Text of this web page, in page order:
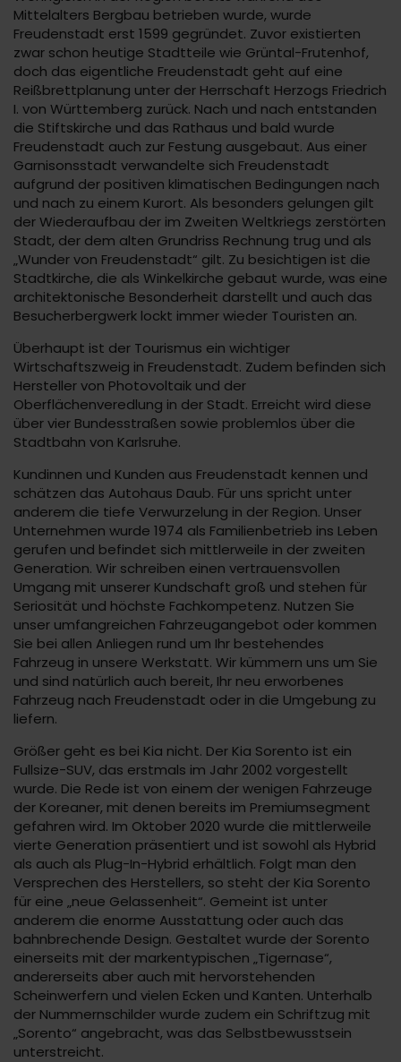
Mittelalters Bergbau betrieben wurde, wurde
Freudenstadt erst 1599 gegründet. Zuvor existierten
zwar schon heutige Stadtteile wie Grüntal-Frutenhof,
doch das eigentliche Freudenstadt geht auf eine
Reißbrettplanung unter der Herrschaft Herzogs Friedrich
I. von Württemberg zurück. Nach und nach entstanden
die Stiftskirche und das Rathaus und bald wurde
Freudenstadt auch zur Festung ausgebaut. Aus einer
Garnisonsstadt verwandelte sich Freudenstadt
aufgrund der positiven klimatischen Bedingungen nach
und nach zu einem Kurort. Als besonders gelungen gilt
der Wiederaufbau der im Zweiten Weltkriegs zerstörten
Stadt, der dem alten Grundriss Rechnung trug und als
„Wunder von Freudenstadt“ gilt. Zu besichtigen ist die
Stadtkirche, die als Winkelkirche gebaut wurde, was eine
architektonische Besonderheit darstellt und auch das
Besucherbergwerk lockt immer wieder Touristen an.
Überhaupt ist der Tourismus ein wichtiger
Wirtschaftszweig in Freudenstadt. Zudem befinden sich
Hersteller von Photovoltaik und der
Oberflächenveredlung in der Stadt. Erreicht wird diese
über vier Bundesstraßen sowie problemlos über die
Stadtbahn von Karlsruhe.
Kundinnen und Kunden aus Freudenstadt kennen und
schätzen das Autohaus Daub. Für uns spricht unter
anderem die tiefe Verwurzelung in der Region. Unser
Unternehmen wurde 1974 als Familienbetrieb ins Leben
gerufen und befindet sich mittlerweile in der zweiten
Generation. Wir schreiben einen vertrauensvollen
Umgang mit unserer Kundschaft groß und stehen für
Seriosität und höchste Fachkompetenz. Nutzen Sie
unser umfangreichen Fahrzeugangebot oder kommen
Sie bei allen Anliegen rund um Ihr bestehendes
Fahrzeug in unsere Werkstatt. Wir kümmern uns um Sie
und sind natürlich auch bereit, Ihr neu erworbenes
Fahrzeug nach Freudenstadt oder in die Umgebung zu
liefern.
Größer geht es bei Kia nicht. Der Kia Sorento ist ein
Fullsize-SUV, das erstmals im Jahr 2002 vorgestellt
wurde. Die Rede ist von einem der wenigen Fahrzeuge
der Koreaner, mit denen bereits im Premiumsegment
gefahren wird. Im Oktober 2020 wurde die mittlerweile
vierte Generation präsentiert und ist sowohl als Hybrid
als auch als Plug-In-Hybrid erhältlich. Folgt man den
Versprechen des Herstellers, so steht der Kia Sorento
für eine „neue Gelassenheit“. Gemeint ist unter
anderem die enorme Ausstattung oder auch das
bahnbrechende Design. Gestaltet wurde der Sorento
einerseits mit der markentypischen „Tigernase“,
andererseits aber auch mit hervorstehenden
Scheinwerfern und vielen Ecken und Kanten. Unterhalb
der Nummernschilder wurde zudem ein Schriftzug mit
„Sorento“ angebracht, was das Selbstbewusstsein
unterstreicht.